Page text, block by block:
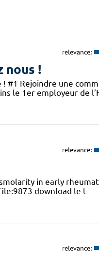
relevance:
nous !
#1 Rejoindre une
le 1er employeur de
relevance:
in early
download le t
relevance: